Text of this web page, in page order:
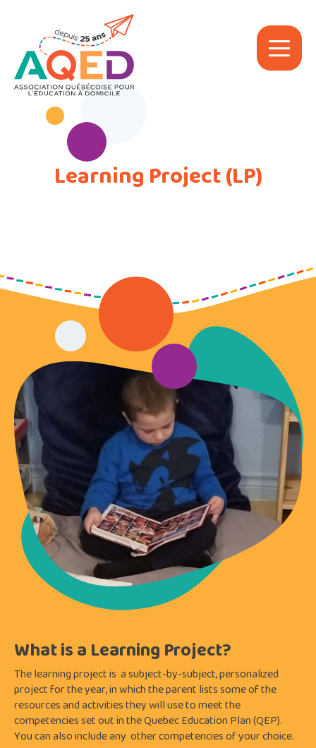
Learning Project (LP)
What is a Learning Project?
The learning project is a subject-by-subject, personalized
project for the year, in which the parent lists some of the
resources and activities they will use to meet the
competencies set out in the Quebec Education Plan (QEP).
You can also include any other competencies of your choice.